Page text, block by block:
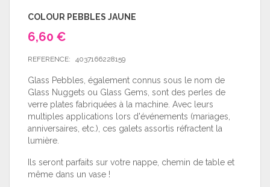
COLOUR PEBBLES JAUNE
6,60 €
REFERENCE: 4037166228159
Glass Pebbles, également connus sous le nom de
Glass Nuggets ou Glass Gems, sont des perles de
verre plates fabriquées à la machine. Avec leurs
multiples applications lors d'événements (mariages,
anniversaires, etc.), ces galets assortis réfractent la
lumière.
Ils seront parfaits sur votre nappe, chemin de table et
même dans un vase !